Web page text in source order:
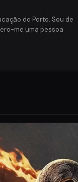
do Porto. Sou de
me uma pessoa